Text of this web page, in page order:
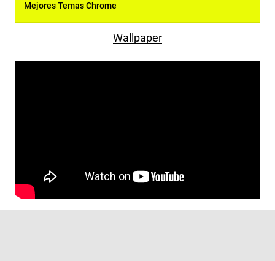
Mejores Temas Chrome
Wallpaper